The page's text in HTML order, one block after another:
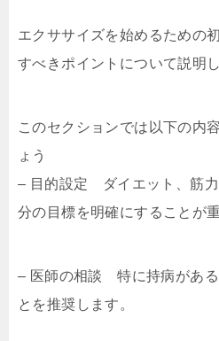
エクササイズを始めるための
すべきポイントについて説明し
このセクションでは以下の内
ょう
– 目的設定 ダイエット、筋
分の目標を明確にすることが重
– 医師の相談 特に持病がある
とを推奨します。